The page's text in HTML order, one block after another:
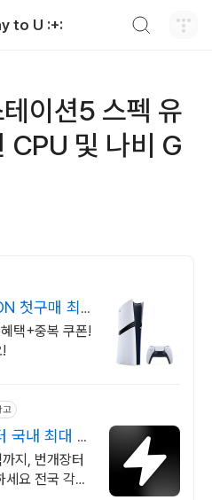
to U :+:
이션5 스펙 유
CPU 및 나비 G
첫구매 최
택+중복 쿠폰!
고
국내 최대 브
지, 번개장터
요 전국 각지